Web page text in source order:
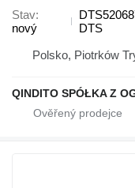
Stav
nový
DTS
Polsko, Piotrków